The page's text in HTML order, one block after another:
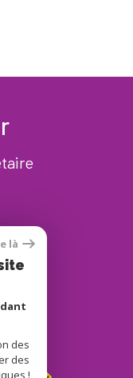
là
des
des
!